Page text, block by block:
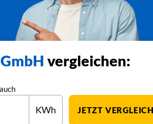
vergleichen:
KWh JETZT